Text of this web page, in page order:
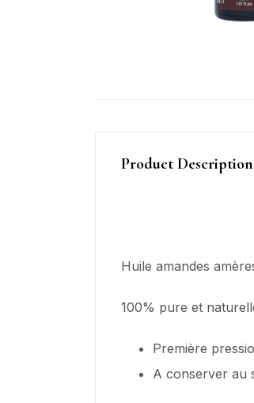
Product Description
Huile amandes
100% pure et
Première
A conserver au